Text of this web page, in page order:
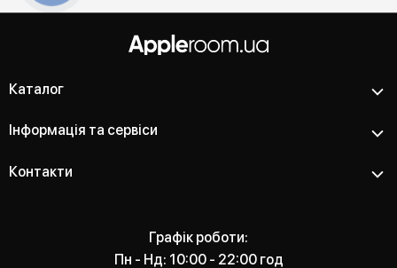
Каталог
Інформація та сервіси
Контакти
Графік роботи:
Пн - Нд: 10:00 - 22:00 год